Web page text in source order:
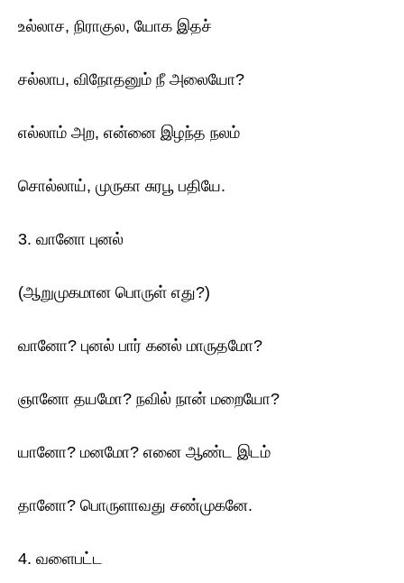
உல்லாச, நிராகுல, யோக இதச்
சல்லாப, விநோதனும் நீ அலையோ?
எல்லாம் அற, என்னை இழந்த நலம்
சொல்லாய், முருகா சுரபூ பதியே.
3. வானோ புனல்
(ஆறுமுகமான பொருள் எது?)
வானோ? புனல் பார் கனல் மாருதமோ?
ஞானோ தயமோ? நவில் நான் மறையோ?
யானோ? மனமோ? எனை ஆண்ட இடம்
தானோ? பொருளாவது சண்முகனே.
4. வளைபட்ட